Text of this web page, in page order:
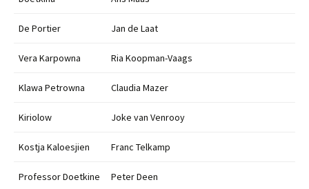
De Portier Jan de Laat
Vera Karpowna Ria Koopman-Vaags
Klawa Petrowna Claudia Mazer
Kiriolow Joke van Venrooy
Kostja Kaloesjien Franc Telkamp
Professor Doetkine Peter Deen